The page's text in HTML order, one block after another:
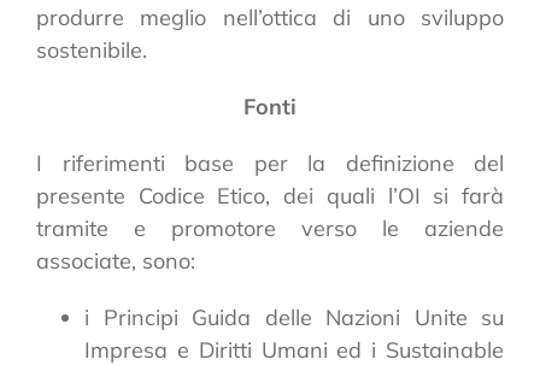
produrre meglio nell’ottica di uno sviluppo
sostenibile.
Fonti
I riferimenti base per la definizione del
presente Codice Etico, dei quali l’OI si farà
tramite e promotore verso le aziende
associate, sono:
i Principi Guida delle Nazioni Unite su
Impresa e Diritti Umani ed i Sustainable